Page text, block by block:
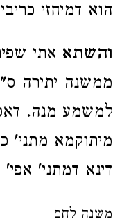
הוא דמיחזי
והשתא אתי
ממשנה יתירה
למשמע מנה.
מיתוקמא מתני'
דינא דמתני'